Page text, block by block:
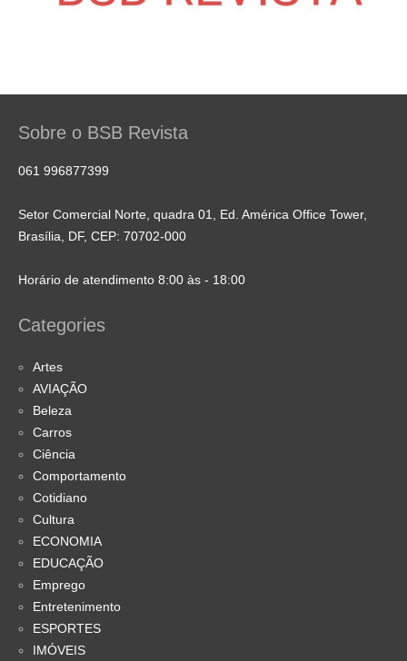
Sobre o BSB Revista
061 996877399
Setor Comercial Norte, quadra 01, Ed. América Office Tower,
Brasília, DF, CEP: 70702-000
Horário de atendimento 8:00 às - 18:00
Categories
Artes
AVIAÇÃO
Beleza
Carros
Ciência
Comportamento
Cotidiano
Cultura
ECONOMIA
EDUCAÇÃO
Emprego
Entretenimento
ESPORTES
IMÓVEIS